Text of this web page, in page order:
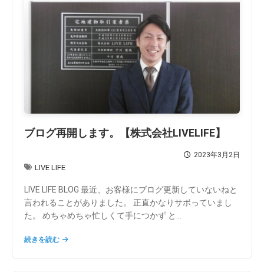
ブログ再開します。【株式会社LIVELIFE】
2023年3月2日
LIVE LIFE
LIVE LIFE BLOG 最近、お客様にブログ更新していないねと
言われることがありました。 正直かなりサボっていまし
た。 めちゃめちゃ忙しくて手につかず と...
続きを読む